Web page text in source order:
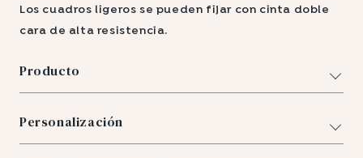
Los cuadros ligeros se pueden fijar con cinta doble
cara de alta resistencia.
Producto
Personalización